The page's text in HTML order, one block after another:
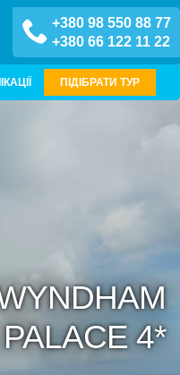
+380 98 550 88 77
+380 66 122 11 22
ПІДІБРАТИ ТУР
4*